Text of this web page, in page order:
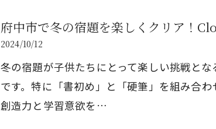
府中市で冬の宿題を楽しくクリア！
2024/10/12
冬の宿題が子供たちにとって楽しい挑戦と
です。特に「書初め」と「硬筆」を組み合
創造力と学習意欲を…